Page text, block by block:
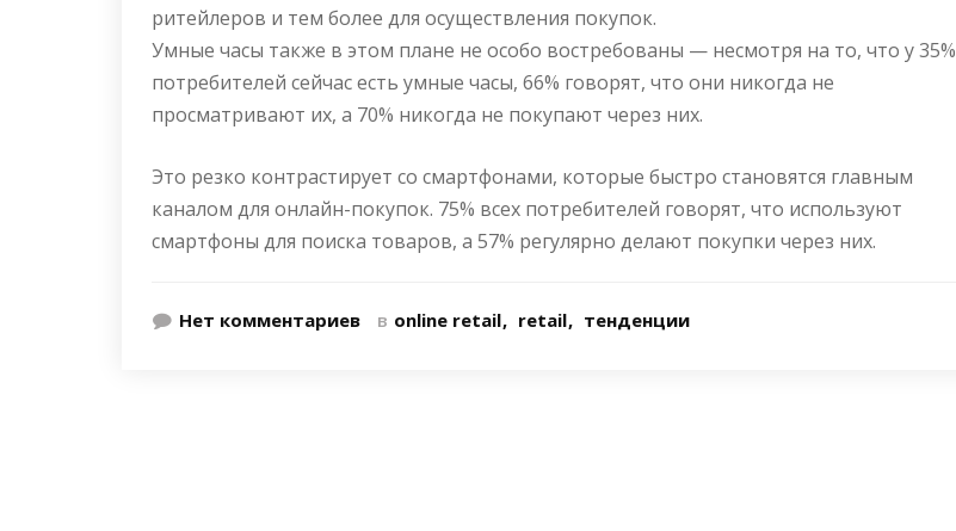
ритейлеров и тем более для осуществления покупок.
Умные часы также в этом плане не особо востребованы — несмотря на то, что у 35%
потребителей сейчас есть умные часы, 66% говорят, что они никогда не
просматривают их, а 70% никогда не покупают через них.
Это резко контрастирует со смартфонами, которые быстро становятся главным
каналом для онлайн-покупок. 75% всех потребителей говорят, что используют
смартфоны для поиска товаров, а 57% регулярно делают покупки через них.
Нет комментариев в online retail retail тенденции